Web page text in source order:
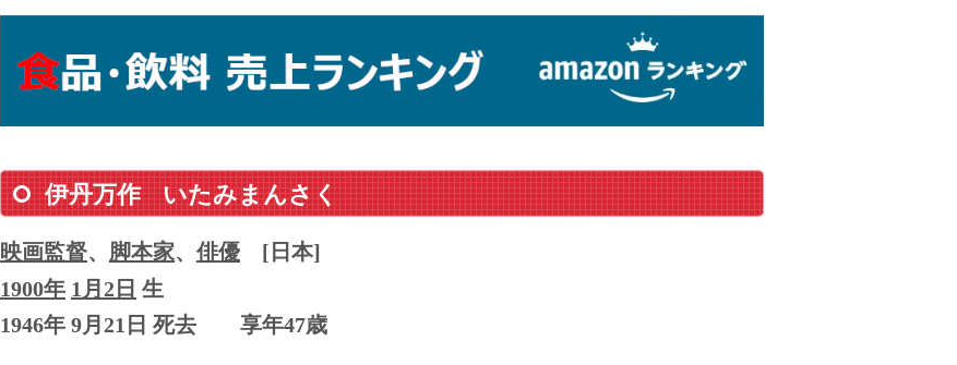
伊丹万作 いたみまんさく
映画監督、 脚本家、 俳優
[日本]
1900年 1月2日 生
1946年 9月21日 死去
享年47歳